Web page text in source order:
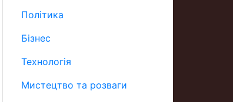
Політика
Бізнес
Технологія
Мистецтво та розваги